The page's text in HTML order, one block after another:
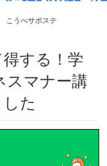
こうべサポステ
スマナー講
た